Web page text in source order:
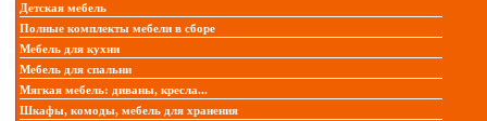
Детская мебель
Полные комплекты мебели в сборе
Мебель для кухни
Мебель для спальни
Мягкая мебель: диваны, кресла...
Шкафы, комоды, мебель для хранения